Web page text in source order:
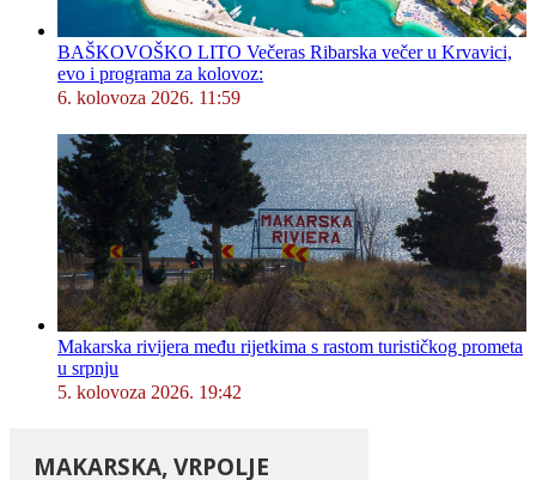
BAŠKOVOŠKO LITO Večeras Ribarska večer u Krvavici,
evo i programa za kolovoz:
6. kolovoza 2026. 11:59
Makarska rivijera među rijetkima s rastom turističkog prometa
u srpnju
5. kolovoza 2026. 19:42